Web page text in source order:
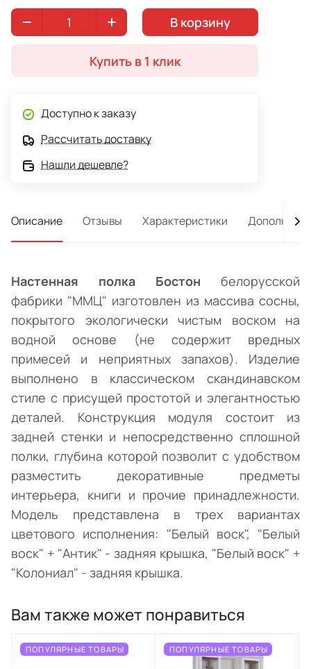
задняя крышка, "Белый воск" + "Колониал" - задняя
крышка.
В корзину
Купить в 1 клик
Доступно к заказу
Рассчитать доставку
Нашли дешевле?
Описание Отзывы Характеристики
Настенная полка Бостон белорусской
фабрики "ММЦ" изготовлен из массива сосны,
покрытого экологически чистым воском на
водной основе (не содержит вредных
примесей и неприятных запахов). Изделие
выполнено в классическом скандинавском
стиле с присущей простотой и элегантностью
деталей. Конструкция модуля состоит из
задней стенки и непосредственно сплошной
полки, глубина которой позволит с удобством
разместить декоративные предметы
интерьера, книги и прочие принадлежности.
Модель представлена в трех вариантах
цветового исполнения: "Белый воск", "Белый
воск" + "Антик" - задняя крышка, "Белый воск" +
"Колониал" - задняя крышка.
Вам также может понравиться
ПОПУЛЯРНЫЕ ТОВАРЫ ПОПУЛЯРНЫЕ ТОВАРЫ